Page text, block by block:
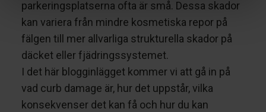
parkeringsplatserna ofta är små. Dessa skador
kan variera från mindre kosmetiska repor på
fälgen till mer allvarliga strukturella skador på
däcket eller fjädringssystemet.
I det här blogginlägget kommer vi att gå in på
vad curb damage är, hur det uppstår, vilka
konsekvenser det kan få och hur du kan